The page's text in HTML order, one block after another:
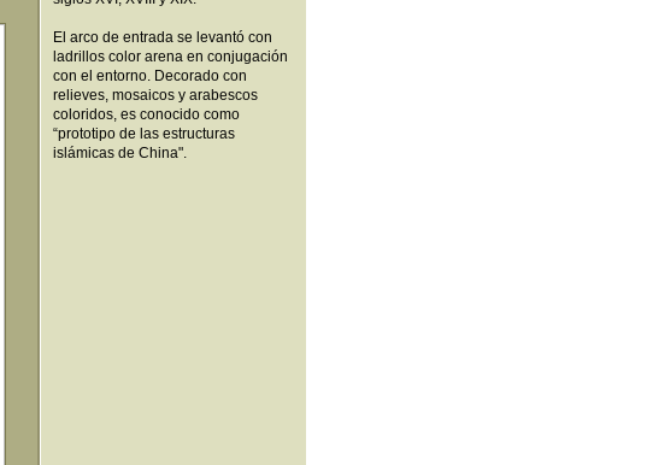
El arco de entrada se levantó con
ladrillos color arena en conjugación
con el entorno. Decorado con
relieves, mosaicos y arabescos
coloridos, es conocido como
“prototipo de las estructuras
islámicas de China".